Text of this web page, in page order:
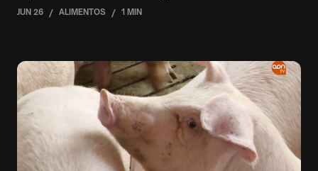
JUN 26 / ALIMENTOS / 1 MIN